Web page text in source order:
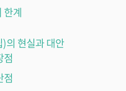
한계
의 현실과 대안
점
점